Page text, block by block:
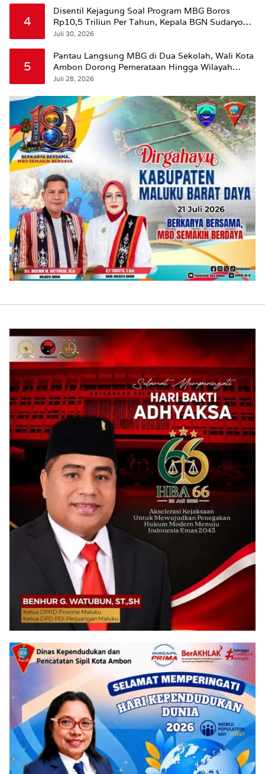
4
Disentil Kejagung Soal Program MBG Boros
Rp10,5 Triliun Per Tahun, Kepala BGN Sudaryono
Beri Penjelasan
Juli 30, 2026
5
Pantau Langsung MBG di Dua Sekolah, Wali Kota
Ambon Dorong Pemerataan Hingga Wilayah
Leitimur Selatan
Juli 28, 2026